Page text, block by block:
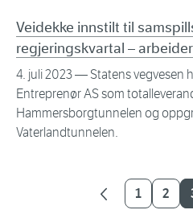
Veidekke innstilt til
regjeringskvartal –
4. juli 2023— Statens vegvesen
Entreprenør AS som
Hammersborgtunnelen og
Vaterlandtunnelen.
1 2